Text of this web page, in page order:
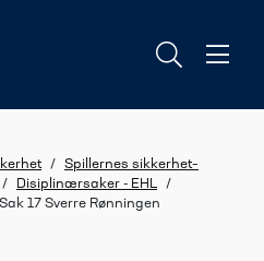
/
Spillernes sikkerhet–
/ Disiplinærsaker - EHL
/
Sak 17 Sverre Rønningen